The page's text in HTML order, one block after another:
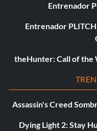
Entrenador
Entrenador
theHunter: Call of the
Assassin's Creed
Dying Light 2: Stay